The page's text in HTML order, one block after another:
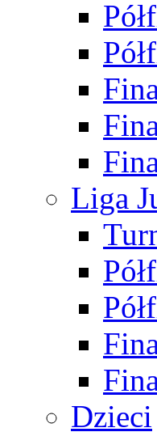
Liga
Dzieci